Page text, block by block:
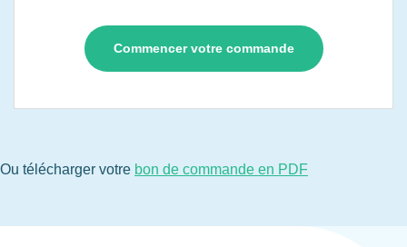
Ou télécharger votre bon de commande en PDF